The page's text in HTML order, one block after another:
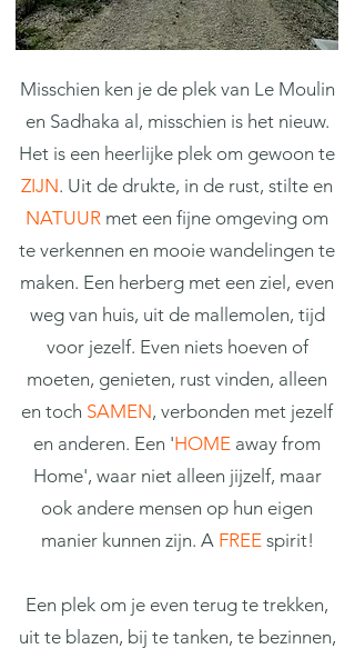
Misschien ken je de plek van Le Moulin
en Sadhaka al, misschien is het nieuw.
Het is een heerlijke plek om gewoon te
ZIJN. Uit de drukte, in de rust, stilte en
NATUUR met een fijne omgeving om
te verkennen en mooie wandelingen te
maken. Een herberg met een ziel, even
weg van huis, uit de mallemolen, tijd
voor jezelf. Even niets hoeven of
moeten, genieten, rust vinden, alleen
en toch SAMEN, verbonden met jezelf
en anderen. Een 'HOME away from
Home', waar niet alleen jijzelf, maar
ook andere mensen op hun eigen
manier kunnen zijn. A FREEspirit!
Een plek om je even terug te trekken,
uit te blazen, bij te tanken, te bezinnen,